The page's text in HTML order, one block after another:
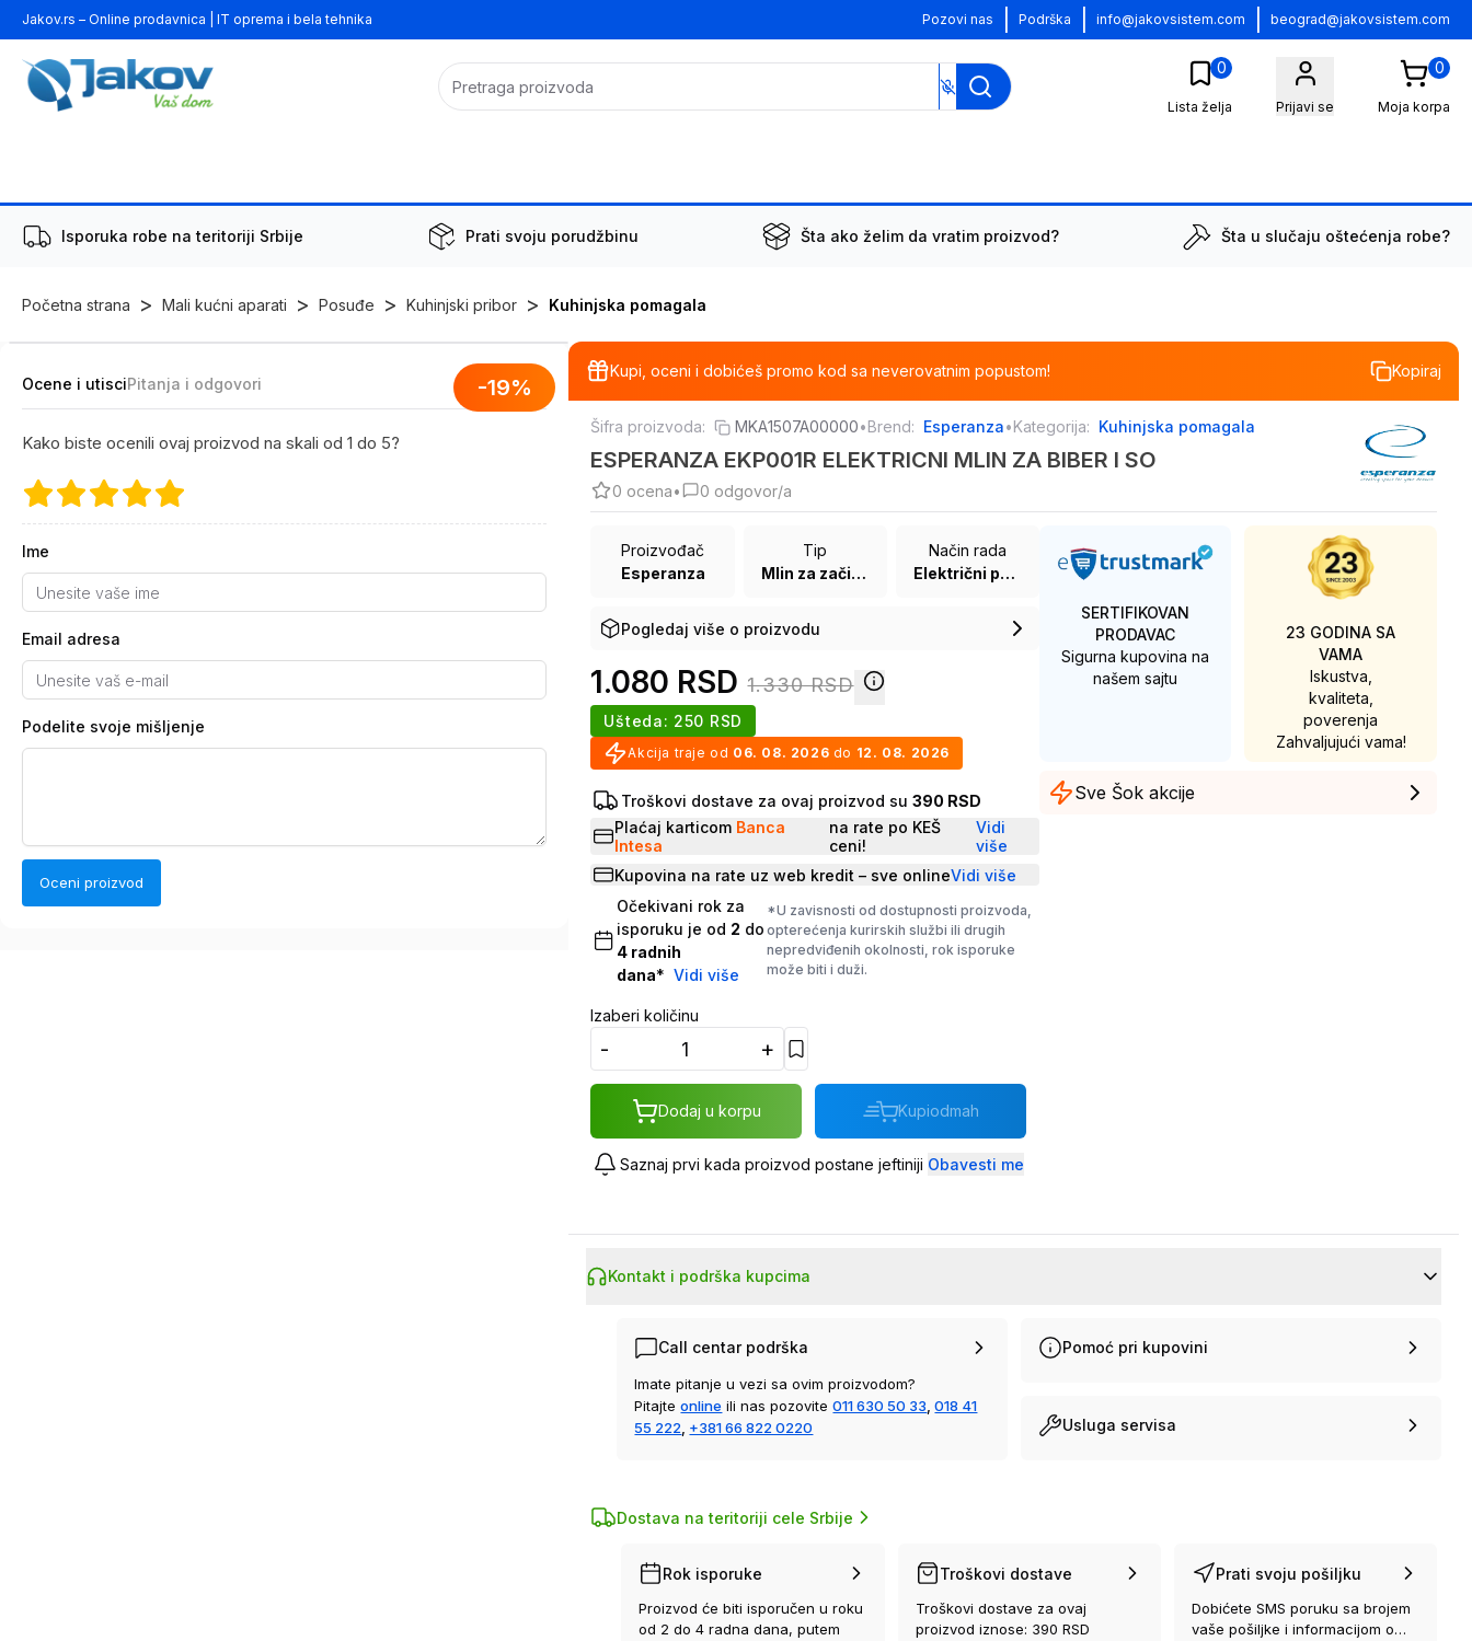
Jakov.rs – Online prodavnica | IT oprema i bela tehnika Pozovi nas Podrška info@jakovsistem.com beograd@jakovsistem.com
0
Lista želja Prijavi se
0
Moja korpa
Isporuka robe na teritoriji Srbije Prati svoju porudžbinu Šta ako želim da vratim proizvod? Šta u slučaju oštećenja robe?
Početna strana > Mali kućni aparati > Posuđe > Kuhinjski pribor > Kuhinjska pomagala
-19%
Ocene i utisciPitanja i odgovori
Kako biste ocenili ovaj proizvod na skali od 1 do 5?
Ime
Email adresa
Podelite svoje mišljenje
Oceni proizvod
Kupi, oceni i dobićeš promo kod sa neverovatnim popustom! Kopiraj
Šifra proizvoda: MKA1507A00000•Brend: Esperanza•Kategorija: Kuhinjska pomagala
ESPERANZA EKP001R ELEKTRICNI MLIN ZA BIBER I SO
0 ocena• 0 odgovor/a
Proizvođač
Esperanza
Tip
Mlin za začine
Način rada
Električni pogon
Pogledaj više o proizvodu
1.080 RSD 1.330RSD
Ušteda: 250 RSD
Akcija traje od 06. 08. 2026 do 12. 08. 2026
Troškovi dostave za ovaj proizvod su 390 RSD
Plaćaj karticom Banca
Intesa
na rate po KEŠ
ceni!
Vidi
više
Kupovina na rate uz web kredit – sve onlineVidi više
Očekivani rok za
isporuku je od 2 do
4 radnih
dana* Vidi više
*U zavisnosti od dostupnosti proizvoda,
opterećenja kurirskih službi ili drugih
nepredviđenih okolnosti, rok isporuke
može biti i duži.
Izaberi količinu
- +
Dodaj u korpu Kupiodmah
Saznaj prvi kada proizvod postane jeftiniji Obavesti me
SERTIFIKOVAN
PRODAVAC
Sigurna kupovina na
našem sajtu
23 GODINA SA
VAMA
Iskustva,
kvaliteta,
poverenja
Zahvaljujući vama!
Sve Šok akcije
Kontakt i podrška kupcima
Call centar podrška
Imate pitanje u vezi sa ovim proizvodom?
Pitajte online ili nas pozovite 011 630 50 33 018 41
55 222 +381 66 822 0220
Pomoć pri kupovini
Usluga servisa
Dostava na teritoriji cele Srbije
Rok isporuke
Proizvod će biti isporučen u roku
od 2 do 4 radna dana, putem
Troškovi dostave
Troškovi dostave za ovaj
proizvod iznose: 390 RSD
Prati svoju pošiljku
Dobićete SMS poruku sa brojem
vaše pošiljke i informacijom o